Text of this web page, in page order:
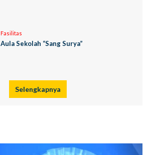
Fasilitas
Aula Sekolah “Sang Surya”
Selengkapnya